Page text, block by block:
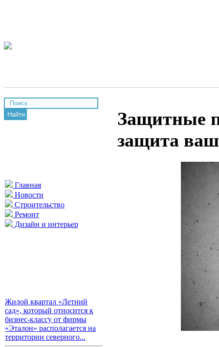
Найти
Главная
Новости
Строительство
Ремонт
Дизайн и интерьер
Жилой квартал «Летний
сад», который относится к
бизнес-классу от фирмы
«Эталон» располагается на
территории северного...
Защитные
защита